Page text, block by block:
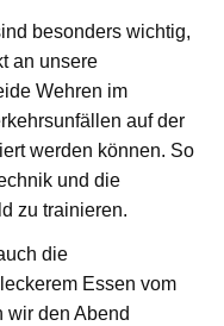
besonders wichtig,
an unsere
Wehren im
auf der
werden können. So
und die
zu trainieren.
die
Essen vom
wir den Abend